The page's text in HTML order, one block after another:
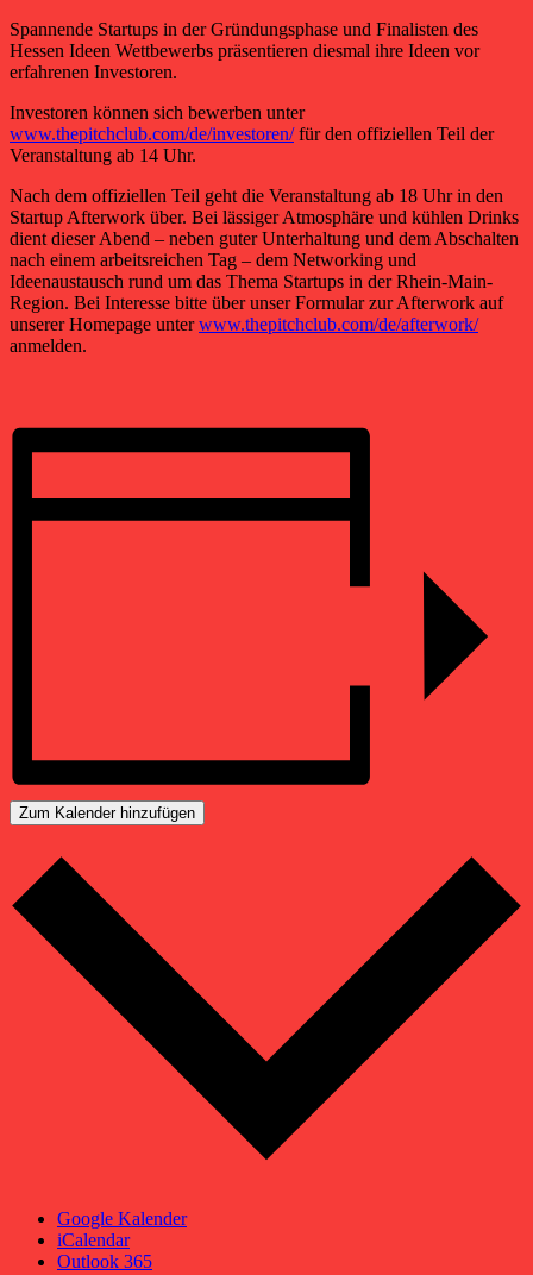
Spannende Startups in der Gründungsphase und Finalisten des
Hessen Ideen Wettbewerbs präsentieren diesmal ihre Ideen vor
erfahrenen Investoren.
Investoren können sich bewerben unter
www.thepitchclub.com/de/investoren/für den offiziellen Teil der
Veranstaltung ab 14 Uhr.
Nach dem offiziellen Teil geht die Veranstaltung ab 18 Uhr in den
Startup Afterwork über. Bei lässiger Atmosphäre und kühlen Drinks
dient dieser Abend – neben guter Unterhaltung und dem Abschalten
nach einem arbeitsreichen Tag – dem Networking und
Ideenaustausch rund um das Thema Startups in der Rhein-Main-
Region. Bei Interesse bitte über unser Formular zur Afterwork auf
unserer Homepage unterwww.thepitchclub.com/de/afterwork/
anmelden.
Zum Kalender hinzufügen
Google Kalender
iCalendar
Outlook 365